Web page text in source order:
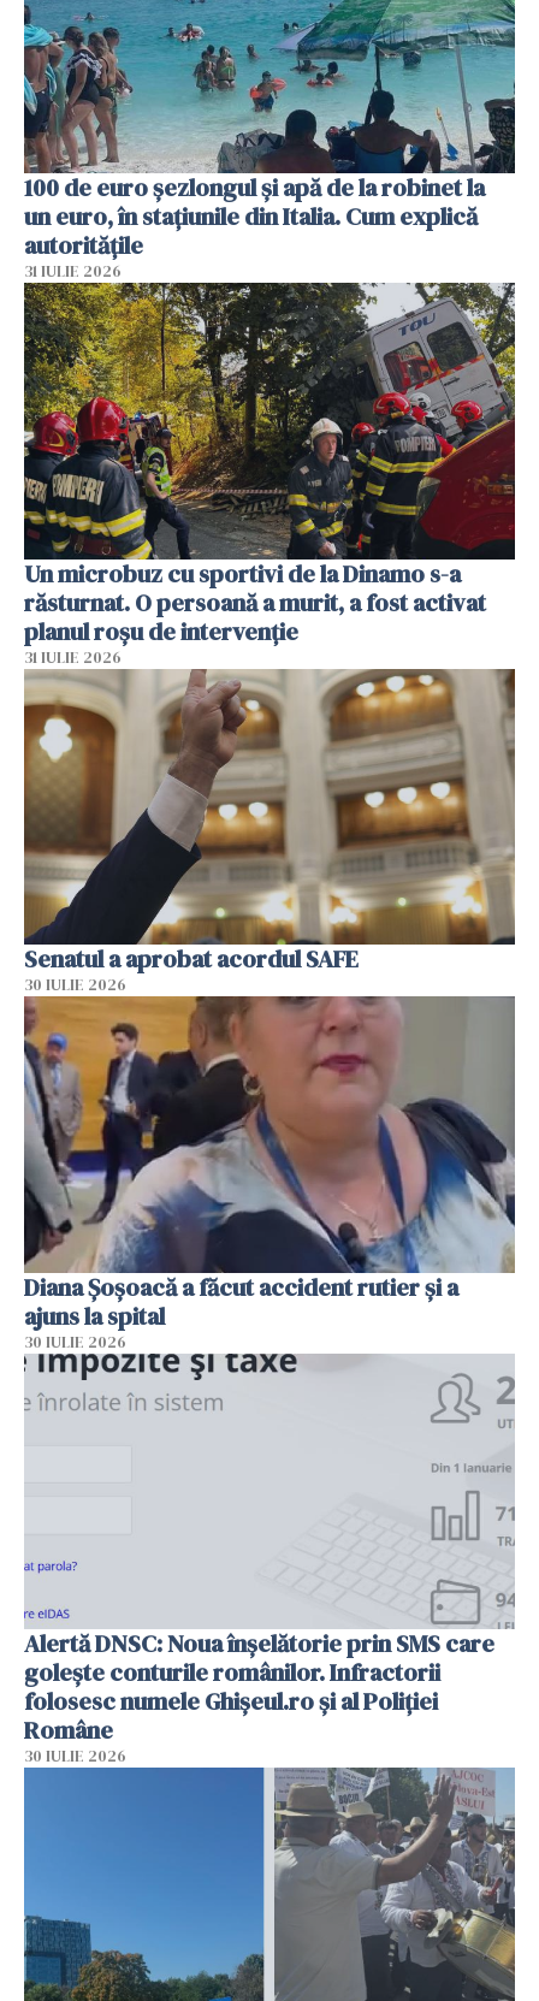
100 de euro șezlongul și apă de la robinet la
un euro, în stațiunile din Italia. Cum explică
autoritățile
31 IULIE 2026
Un microbuz cu sportivi de la Dinamo s-a
răsturnat. O persoană a murit, a fost activat
planul roșu de intervenție
31 IULIE 2026
Senatul a aprobat acordul SAFE
30 IULIE 2026
Diana Șoșoacă a făcut accident rutier și a
ajuns la spital
30 IULIE 2026
Alertă DNSC: Noua înșelătorie prin SMS care
golește conturile românilor. Infractorii
folosesc numele Ghișeul.ro și al Poliției
Române
30 IULIE 2026